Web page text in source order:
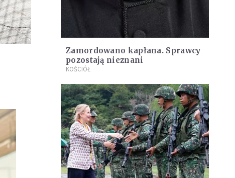
Zamordowano kapłana. Sprawcy
pozostają nieznani
KOŚCIÓŁ